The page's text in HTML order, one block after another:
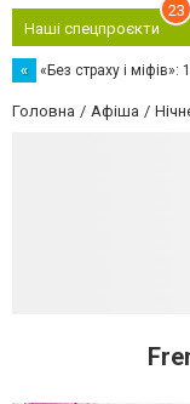
Наші спецпроєкти
23
« «Без страху і міфів»:
Головна Афіша